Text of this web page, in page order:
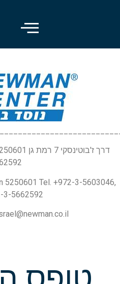
5250601 Tel. +972-3-5603046,
3-5662592